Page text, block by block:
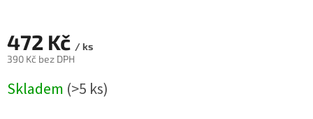
472 Kč / ks
390 Kč bez DPH
cena:
Skladem (>5 ks)